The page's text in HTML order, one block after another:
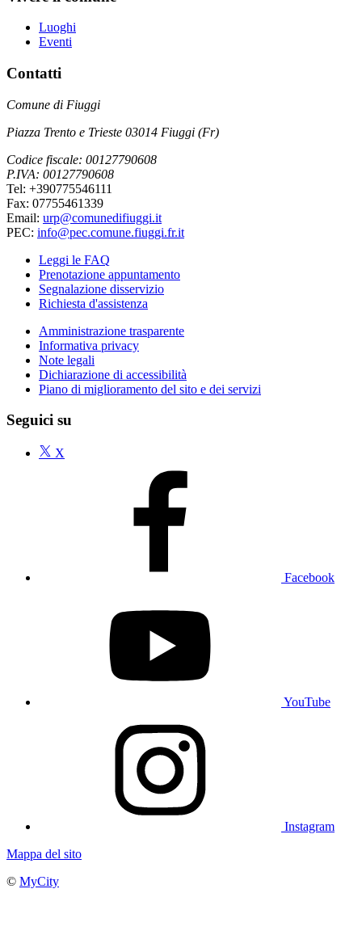
Luoghi
Eventi
Contatti
Comune di Fiuggi
Piazza Trento e Trieste 03014 Fiuggi (Fr)
Codice fiscale: 00127790608
P.IVA: 00127790608
Tel: +390775546111
Fax: 07755461339
Email: urp@comunedifiuggi.it
PEC: info@pec.comune.fiuggi.fr.it
Leggi le FAQ
Prenotazione appuntamento
Segnalazione disservizio
Richiesta d'assistenza
Amministrazione trasparente
Informativa privacy
Note legali
Dichiarazione di accessibilità
Piano di miglioramento del sito e dei servizi
Seguici su
X
Facebook
YouTube
Instagram
Mappa del sito
© MyCity